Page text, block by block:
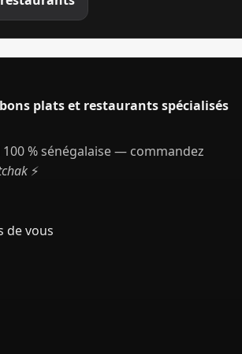
plats et restaurants spécialisés
% sénégalaise — commandez
⚡
de vous